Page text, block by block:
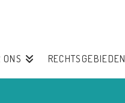
ONS RECHTSGEBIEDEN